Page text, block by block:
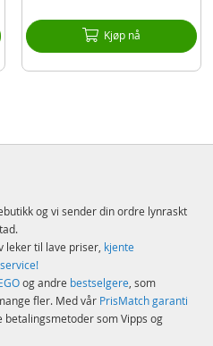
Kjøp nå
og vi sender din ordre lynraskt
leker til lave priser, kjente
og andre bestselgere, som
fler. Med vår PrisMatch garanti
som Vipps og